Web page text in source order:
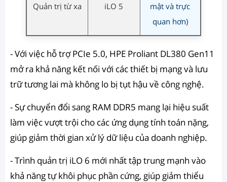
Quản trị từ xa iLO 5
mật và trực
quan hơn)
- Với việc hỗ trợ PCIe 5.0, HPE Proliant DL380 Gen11
mở ra khả năng kết nối với các thiết bị mạng và lưu
trữ tương lai mà không lo bị tụt hậu về công nghệ.
- Sự chuyển đổi sang RAM DDR5 mang lại hiệu suất
làm việc vượt trội cho các ứng dụng tính toán nặng,
giúp giảm thời gian xử lý dữ liệu của doanh nghiệp.
- Trình quản trị iLO 6 mới nhất tập trung mạnh vào
khả năng tự khôi phục phần cứng, giúp giảm thiểu